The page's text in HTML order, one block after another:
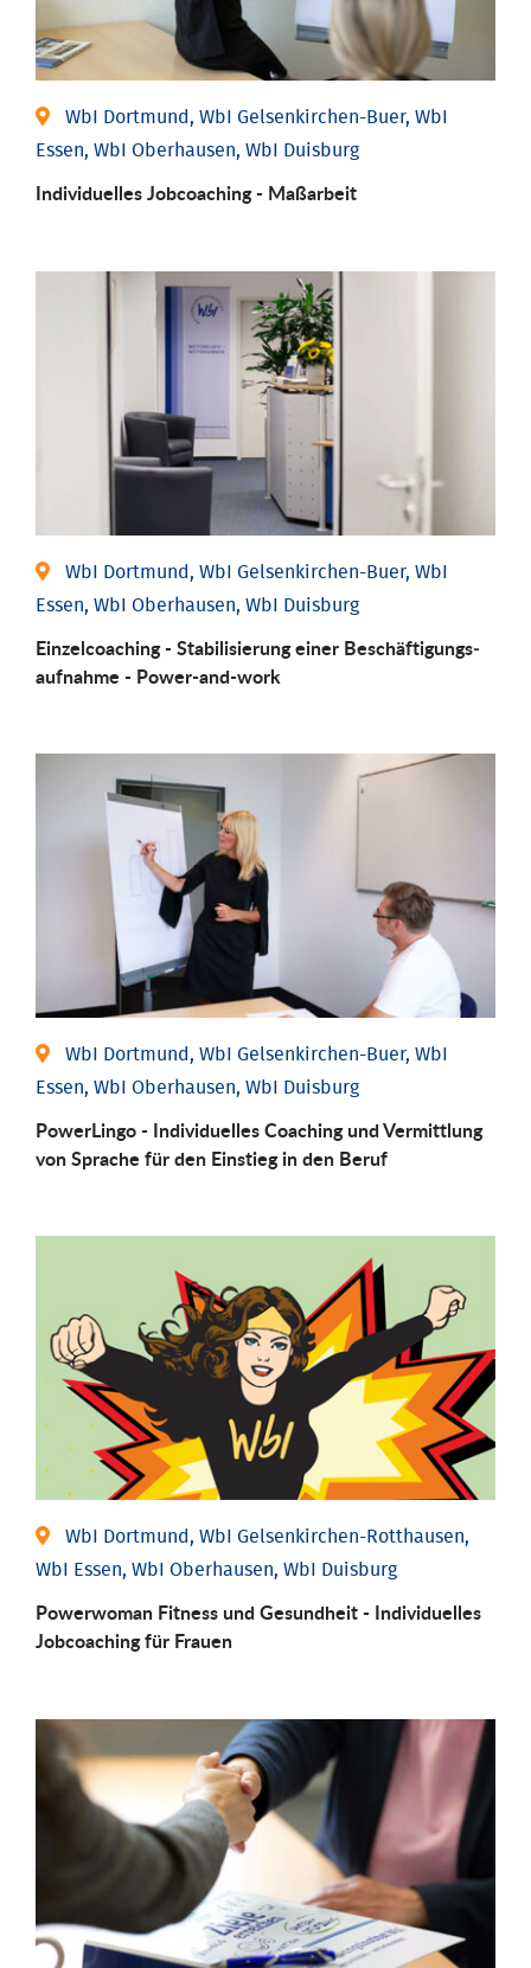
WbI Dortmund, WbI Gelsenkirchen-Buer, WbI
Essen, WbI Oberhausen, WbI Duisburg
Individu­elles Job­coaching - Maßarbeit
WbI Dortmund, WbI Gelsenkirchen-Buer, WbI
Essen, WbI Oberhausen, WbI Duisburg
Einzel­coaching - Stabili­sierung einer Be­schäftigungs­
aufnahme - Power-and-work
WbI Dortmund, WbI Gelsenkirchen-Buer, WbI
Essen, WbI Oberhausen, WbI Duisburg
PowerLingo - Individuelles Coaching und Vermittlung
von Sprache für den Einstieg in den Beruf
WbI Dortmund, WbI Gelsenkirchen-Rotthausen,
WbI Essen, WbI Oberhausen, WbI Duisburg
Powerwoman Fitness und Gesund­heit - Individu­elles
Job­coaching für Frauen